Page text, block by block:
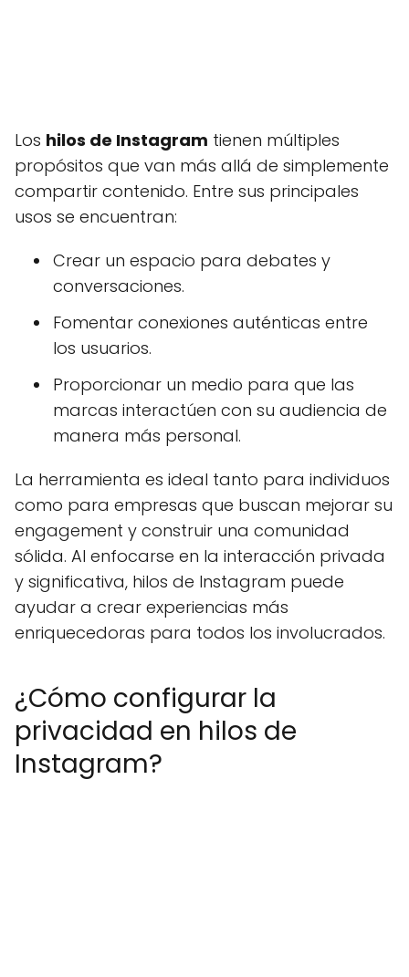
Los hilos de Instagram tienen múltiples
propósitos que van más allá de simplemente
compartir contenido. Entre sus principales
usos se encuentran:
Crear un espacio para debates y
conversaciones.
Fomentar conexiones auténticas entre
los usuarios.
Proporcionar un medio para que las
marcas interactúen con su audiencia de
manera más personal.
La herramienta es ideal tanto para individuos
como para empresas que buscan mejorar su
engagement y construir una comunidad
sólida. Al enfocarse en la interacción privada
y significativa, hilos de Instagram puede
ayudar a crear experiencias más
enriquecedoras para todos los involucrados.
¿Cómo configurar la
privacidad en hilos de
Instagram?